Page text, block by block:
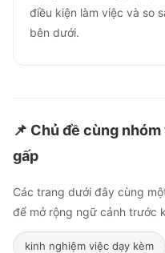
điều kiện làm việc và so
bên dưới.
📌 Chủ đề cùng nhóm
gấp
Các trang dưới đây cùng
để mở rộng ngữ cảnh trước
kinh nghiệm việc dạy kèm